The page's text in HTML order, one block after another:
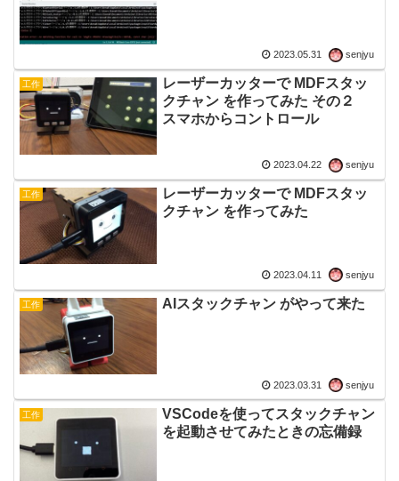
2023.05.31 senjyu
工作
レーザーカッターで MDFスタッ
クチャン を作ってみた その２
スマホからコントロール
2023.04.22 senjyu
工作
レーザーカッターで MDFスタッ
クチャン を作ってみた
2023.04.11 senjyu
工作 AIスタックチャン がやって来た
2023.03.31 senjyu
工作
VSCodeを使ってスタックチャン
を起動させてみたときの忘備録